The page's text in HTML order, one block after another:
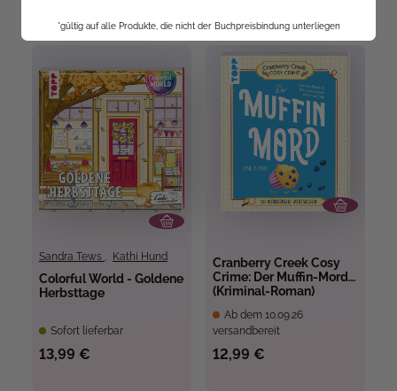
Sandra Tews Kathi Hund
Colorful World - Goldene
Herbsttage
Sofort lieferbar
13,99 €
Cranberry Creek Cosy
Crime: Der Muffin-Mord
(Kriminal-Roman)
Ab dem 10.09.26
versandbereit
12,99 €
*gültig auf alle Produkte, die nicht der Buchpreisbindung unterliegen